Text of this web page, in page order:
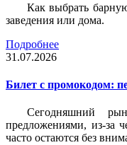
Как выбрать
заведения или дома.
Подробнее
31.07.2026
Билет c промокодом:
Сегодняшний
предложениями, из-за
часто остаются без